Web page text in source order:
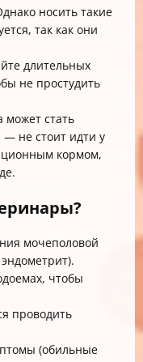
носить такие
так как они
длительных
не простудить
может стать
— не стоит идти у
кормом,
мочеполовой
чтобы
проводить
(обильные